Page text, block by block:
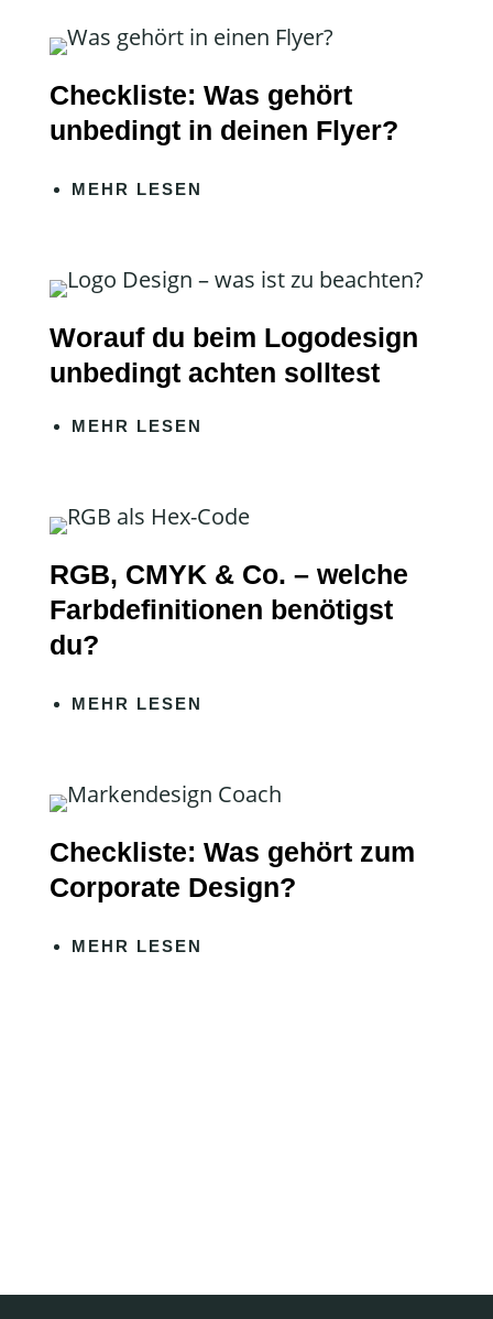
Checkliste: Was gehört
unbedingt in deinen Flyer?
MEHR LESEN
Worauf du beim Logodesign
unbedingt achten solltest
MEHR LESEN
RGB, CMYK & Co. – welche
Farbdefinitionen benötigst
du?
MEHR LESEN
Checkliste: Was gehört zum
Corporate Design?
MEHR LESEN